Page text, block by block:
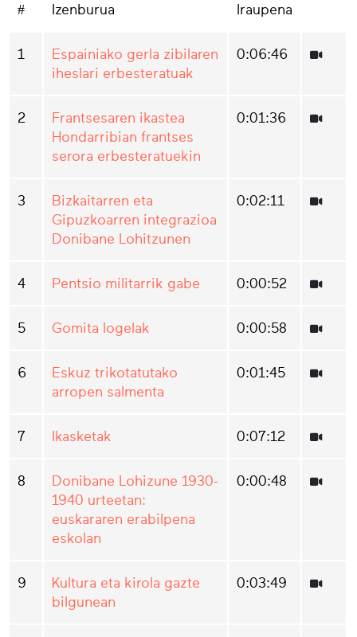
# Izenburua Iraupena
1
Espainiako gerla zibilaren
iheslari erbesteratuak
0:06:46
2
Frantsesaren ikastea
Hondarribian frantses
serora erbesteratuekin
0:01:36
3
Bizkaitarren eta
Gipuzkoarren integrazioa
Donibane Lohitzunen
0:02:11
4 Pentsio militarrik gabe 0:00:52
5 Gomita logelak 0:00:58
6
Eskuz trikotatutako
arropen salmenta
0:01:45
7 Ikasketak 0:07:12
8
Donibane Lohizune 1930-
1940 urteetan:
euskararen erabilpena
eskolan
0:00:48
9
Kultura eta kirola gazte
bilgunean
0:03:49